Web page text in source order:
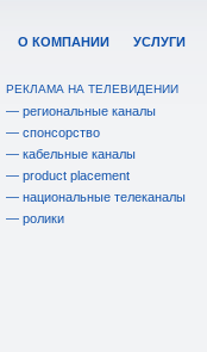
О КОМПАНИИ УСЛУГИ
РЕКЛАМА НА ТЕЛЕВИДЕНИИ
— региональные каналы
— спонсорство
— кабельные каналы
— product placement
— национальные телеканалы
— ролики